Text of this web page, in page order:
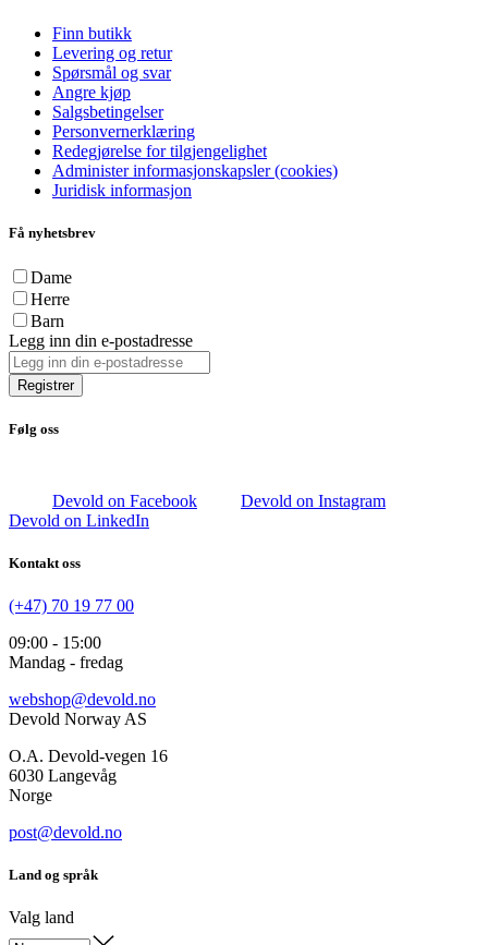
Finn butikk
Levering og retur
Spørsmål og svar
Angre kjøp
Salgsbetingelser
Personvernerklæring
Redegjørelse for tilgjengelighet
Administer informasjonskapsler (cookies)
Juridisk informasjon
Få nyhetsbrev
Dame
Herre
Barn
Legg inn din e-postadresse
Registrer
Følg oss
Devold on Facebook
Devold on Instagram
Devold on LinkedIn
Kontakt oss
(+47) 70 19 77 00
09:00 - 15:00
Mandag - fredag
webshop@devold.no
Devold Norway AS
O.A. Devold-vegen 16
6030 Langevåg
Norge
post@devold.no
Land og språk
Valg land